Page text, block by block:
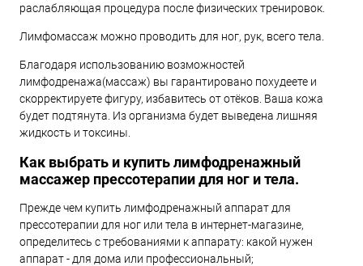
раслабляющая процедура после физических тренировок.
Лимфомассаж можно проводить для ног, рук, всего тела.
Благодаря использованию возможностей
лимфодренажа(массаж) вы гарантировано похудеете и
скорректируете фигуру, избавитесь от отёков. Ваша кожа
будет подтянута. Из организма будет выведена лишняя
жидкость и токсины.
Как выбрать и купить лимфодренажный
массажер прессотерапии для ног и тела.
Прежде чем купить лимфодренажный аппарат для
прессотерапии для ног или тела в интернет-магазине,
определитесь с требованиями к аппарату: какой нужен
аппарат - для дома или профессиональный;